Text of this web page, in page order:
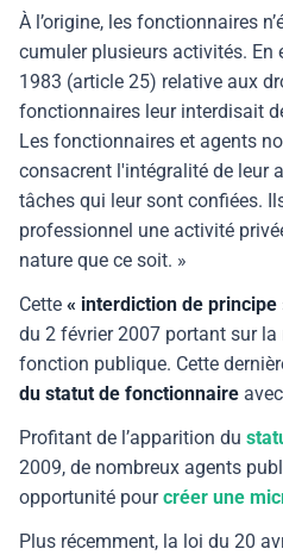
À l’origine, les fonctionnaires
cumuler plusieurs activités.
1983 (article 25) relative aux
fonctionnaires leur interdisait
Les fonctionnaires et agents
consacrent l'intégralité de leur
tâches qui leur sont confiées.
professionnel une activité
nature que ce soit. »
Cette « interdiction de principe
du 2 février 2007 portant sur
fonction publique. Cette
du statut de fonctionnaire
Profitant de l’apparition du
2009, de nombreux agents
opportunité pourcréer une
Plus récemment, la loi du 20